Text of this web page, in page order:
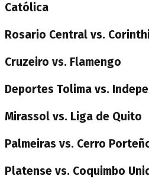
Católica
Rosario Central vs.
Cruzeiro vs. Flamengo
Deportes Tolima vs.
Mirassol vs. Liga de Quito
Palmeiras vs. Cerro
Platense vs. Coquimbo